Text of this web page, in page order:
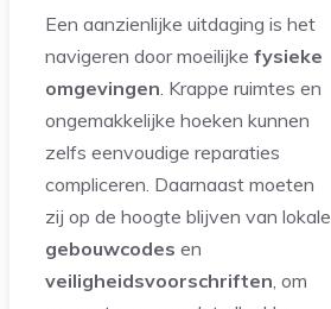
Een aanzienlijke uitdaging is het
navigeren door moeilijke fysieke
omgevingen. Krappe ruimtes en
ongemakkelijke hoeken kunnen
zelfs eenvoudige reparaties
compliceren. Daarnaast moeten
zij op de hoogte blijven van lokale
gebouwcodes en
veiligheidsvoorschriften, om